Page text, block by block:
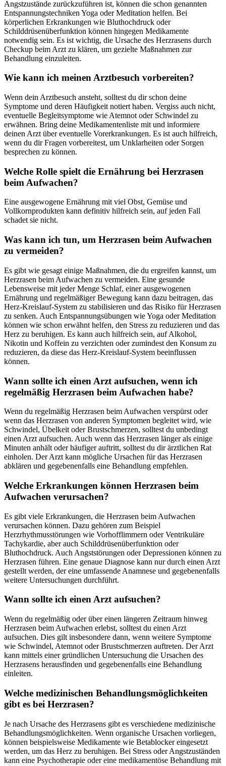
Angstzustände zurückzuführen ist, können die schon genannten
Entspannungstechniken Yoga oder Meditation helfen. Bei
körperlichen Erkrankungen wie Bluthochdruck oder
Schilddrüsenüberfunktion können hingegen Medikamente
notwendig sein. Es ist wichtig, die Ursache des Herzrasens durch
Checkup beim Arzt zu klären, um gezielte Maßnahmen zur
Behandlung einzuleiten.
Wie kann ich meinen Arztbesuch vorbereiten?
Wenn dein Arztbesuch ansteht, solltest du dir schon deine
Symptome und deren Häufigkeit notiert haben. Vergiss auch nicht,
eventuelle Begleitsymptome wie Atemnot oder Schwindel zu
erwähnen. Bring deine Medikamentenliste mit und informiere
deinen Arzt über eventuelle Vorerkrankungen. Es ist auch hilfreich,
wenn du dir Fragen vorbereitest, um Unklarheiten oder Sorgen
besprechen zu können.
Welche Rolle spielt die Ernährung bei Herzrasen
beim Aufwachen?
Eine ausgewogene Ernährung mit viel Obst, Gemüse und
Vollkornprodukten kann definitiv hilfreich sein, auf jeden Fall
schadet sie nicht.
Was kann ich tun, um Herzrasen beim Aufwachen
zu vermeiden?
Es gibt wie gesagt einige Maßnahmen, die du ergreifen kannst, um
Herzrasen beim Aufwachen zu vermeiden. Eine gesunde
Lebensweise mit jeder Menge Schlaf, einer ausgewogenen
Ernährung und regelmäßiger Bewegung kann dazu beitragen, das
Herz-Kreislauf-System zu stabilisieren und das Risiko für Herzrasen
zu senken. Auch Entspannungsübungen wie Yoga oder Meditation
können wie schon erwähnt helfen, den Stress zu reduzieren und das
Herz zu beruhigen. Es kann auch hilfreich sein, auf Alkohol,
Nikotin und Koffein zu verzichten oder zumindest den Konsum zu
reduzieren, da diese das Herz-Kreislauf-System beeinflussen
können.
Wann sollte ich einen Arzt aufsuchen, wenn ich
regelmäßig Herzrasen beim Aufwachen habe?
Wenn du regelmäßig Herzrasen beim Aufwachen verspürst oder
wenn das Herzrasen von anderen Symptomen begleitet wird, wie
Schwindel, Übelkeit oder Brustschmerzen, solltest du unbedingt
einen Arzt aufsuchen. Auch wenn das Herzrasen länger als einige
Minuten anhält oder häufiger auftritt, solltest du dir ärztlichen Rat
einholen. Der Arzt kann mögliche Ursachen für das Herzrasen
abklären und gegebenenfalls eine Behandlung empfehlen.
Welche Erkrankungen können Herzrasen beim
Aufwachen verursachen?
Es gibt viele Erkrankungen, die Herzrasen beim Aufwachen
verursachen können. Dazu gehören zum Beispiel
Herzrhythmusstörungen wie Vorhofflimmern oder Ventrikuläre
Tachykardie, aber auch Schilddrüsenüberfunktion oder
Bluthochdruck. Auch Angststörungen oder Depressionen können zu
Herzrasen führen. Eine genaue Diagnose kann nur durch einen Arzt
gestellt werden, der eine umfassende Anamnese und gegebenenfalls
weitere Untersuchungen durchführt.
Wann sollte ich einen Arzt aufsuchen?
Wenn du regelmäßig oder über einen längeren Zeitraum hinweg
Herzrasen beim Aufwachen erlebst, solltest du einen Arzt
aufsuchen. Dies gilt insbesondere dann, wenn weitere Symptome
wie Schwindel, Atemnot oder Brustschmerzen auftreten. Der Arzt
kann mittels einer gründlichen Untersuchung die Ursachen des
Herzrasens herausfinden und gegebenenfalls eine Behandlung
einleiten.
Welche medizinischen Behandlungsmöglichkeiten
gibt es bei Herzrasen?
Je nach Ursache des Herzrasens gibt es verschiedene medizinische
Behandlungsmöglichkeiten. Wenn organische Ursachen vorliegen,
können beispielsweise Medikamente wie Betablocker eingesetzt
werden, um das Herz zu beruhigen. Bei Stress oder Angstzuständen
kann eine Psychotherapie oder eine medikamentöse Behandlung mit